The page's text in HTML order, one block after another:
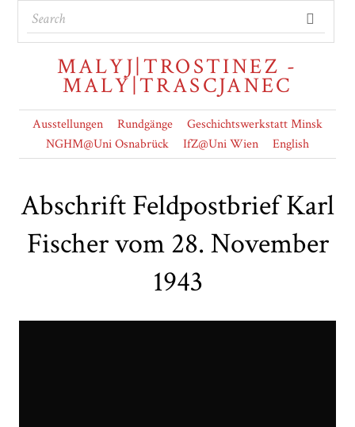
MALYJ|TROSTINEZ -
MALY|TRASCJANEC
Ausstellungen Rundgänge
Geschichtswerkstatt Minsk
NGHM@Uni Osnabrück
IfZ@Uni Wien English
Abschrift Feldpostbrief Karl
Fischer vom 28. November
1943